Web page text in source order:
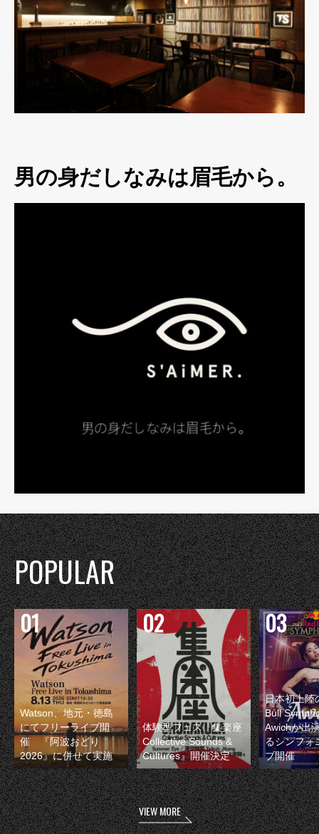
男の身だしなみは眉毛から。
POPULAR
Watson、地元・徳島
にてフリーライブ開
催 『阿波おどり
2026』に併せて実施
体験型フェス『集楽座
Collective Sounds &
Cultures』開催決定
日本初上陸
Bull
Awichが出
るシンフォ
ブ開催
VIEW MORE